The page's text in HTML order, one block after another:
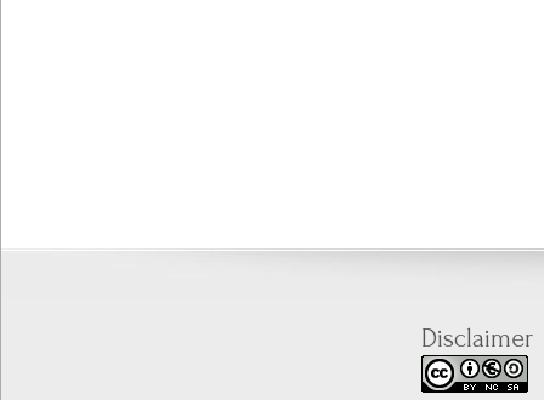
Disclaimer